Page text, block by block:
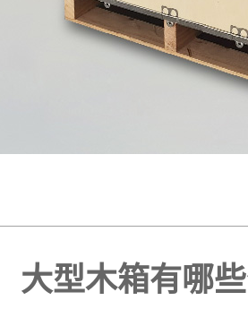
大型木箱有哪